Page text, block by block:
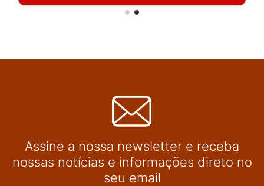
Assine a nossa newsletter e receba
nossas notícias e informações direto no
seu email